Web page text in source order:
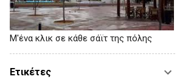
Μ'ένα κλικ σε κάθε σάϊτ της πόλης
Ετικέτες